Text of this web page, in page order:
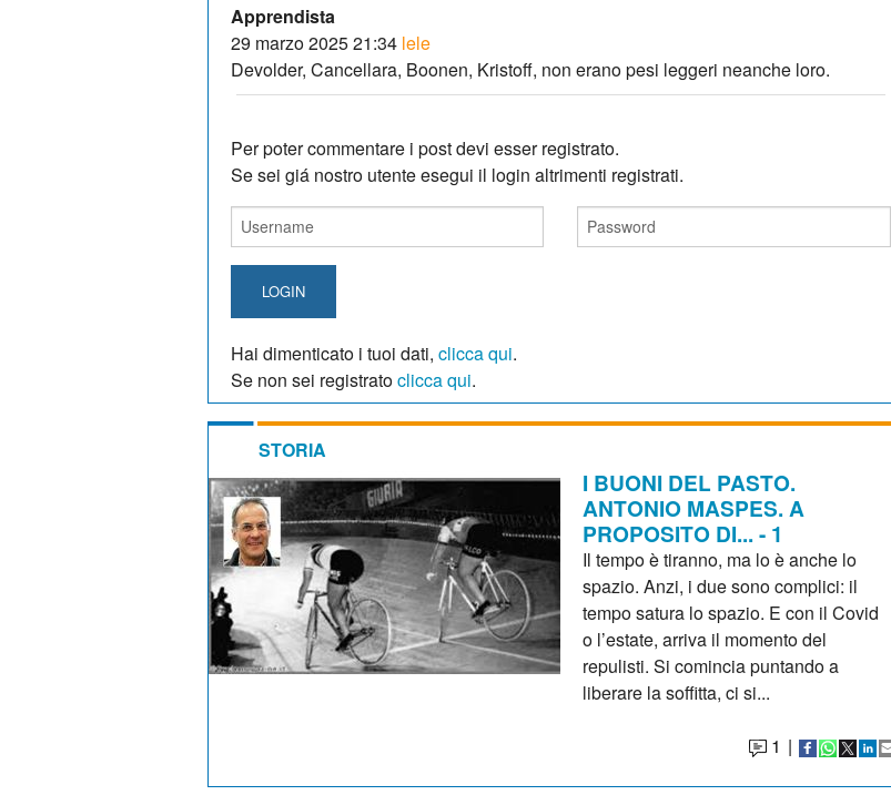
Apprendista
29 marzo 2025 21:34 lele
Devolder, Cancellara, Boonen, Kristoff, non erano pesi leggeri neanche loro.
Per poter commentare i post devi esser registrato.
Se sei giá nostro utente esegui il login altrimenti registrati.
LOGIN
Hai dimenticato i tuoi dati, clicca qui.
Se non sei registratoclicca qui.
STORIA
I BUONI DEL PASTO.
ANTONIO MASPES. A
PROPOSITO DI... - 1
Il tempo è tiranno, ma lo è anche lo
spazio. Anzi, i due sono complici: il
tempo satura lo spazio. E con il Covid
o l’estate, arriva il momento del
repulisti. Si comincia puntando a
liberare la soffitta, ci si...
1 |